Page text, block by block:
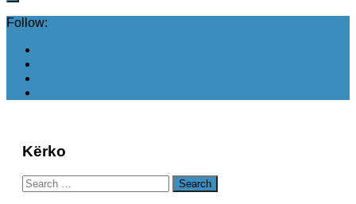
Follow:
Kërko
Search
for: